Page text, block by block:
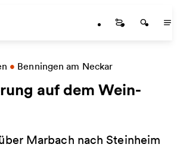
Startseite
• Benningen am Neckar
auf dem Wein-
Marbach nach Steinheim